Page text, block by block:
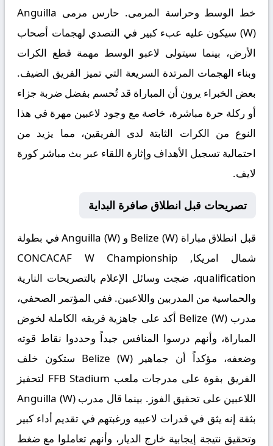
خط الوسط وحراسة المرمى. حارس مرمى Anguilla
(W) سيكون عليه عبء كبير في التصدي لهجمات أصحاب
الأرض، بينما سيتولى لاعبو الوسط مهمة قطع الكرات
وبناء الهجمات المرتدة السريعة التي تميز الفريق الضيف.
بعض الخبراء يرون أن المباراة قد تُحسم بفضل ضربة جزاء
أو ركلة حرة مباشرة، خاصة مع وجود لاعبين مهرة في هذا
النوع من الكرات الثابتة لدى الفريقين، مما يزيد من
احتمالية تسجيل الأهداف وإثارة اللقاء عبر بث مباشر كورة
لايف.
تصريحات قبل انطلاق صافرة البداية
قبل انطلاق مباراة Belize (W) و Anguilla (W)
في بطولة
شمال امريكا, CONCACAF W Championship
qualification، ضجت وسائل الإعلام بالتصريحات النارية
والحماسية من المدربين واللاعبين. ففي المؤتمر الصحفي،
مدرب Belize (W) أكد على جاهزية فريقه الكاملة لخوض
المباراة، وأنهم درسوا المنافس جيداً وحددوا نقاط قوته
وضعفه، مؤكداً أن جماهير Belize (W) ستكون خلف
الفريق بقوة على مدرجات ملعب FFB Stadium لتحفيز
اللاعبين على تحقيق الفوز. بينما قال مدرب Anguilla (W)
بثقة إنه يثق في قدرات لاعبيه ورغبتهم في تقديم أداء كبير
وتحقيق نتيجة إيجابية خارج الديار، وأنهم تعاملوا مع ضغط